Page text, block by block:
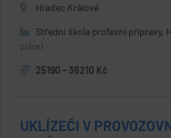
Hradec Králové
Střední škola profesní přípravy,
práce)
25190 - 36210 Kč
UKLÍZEČI V